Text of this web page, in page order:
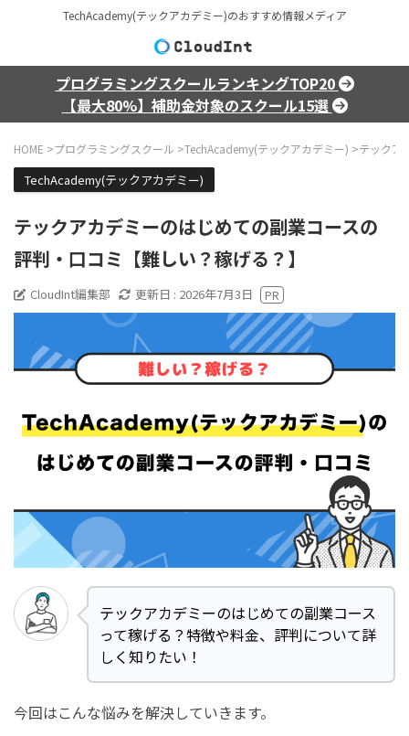
TechAcademy(テックアカデミー)のおすすめ情報メディア
プログラミングスクールランキングTOP20
【最大80%】補助金対象のスクール15選
HOME >プログラミングスクール >TechAcademy(テックアカデミー) >テックア
TechAcademy(テックアカデミー)
テックアカデミーのはじめての副業コースの
評判・口コミ【難しい？稼げる？】
CloudInt編集部 更新日 : 2026年7月3日
テックアカデミーのはじめての副業コース
って稼げる？特徴や料金、評判について詳
しく知りたい！
今回はこんな悩みを解決していきます。